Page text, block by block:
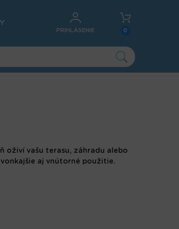
0
PRIHLÁSENIE
oživí vašu terasu, záhradu alebo
aj vnútorné použitie.